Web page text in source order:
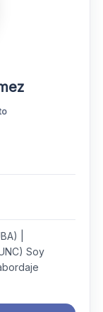
|
Soy